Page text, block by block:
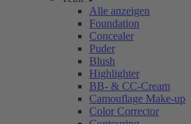
Alle anzeigen
Foundation
Concealer
Puder
Blush
Highlighter
BB- & CC-Cream
Camouflage Make-up
Color Corrector